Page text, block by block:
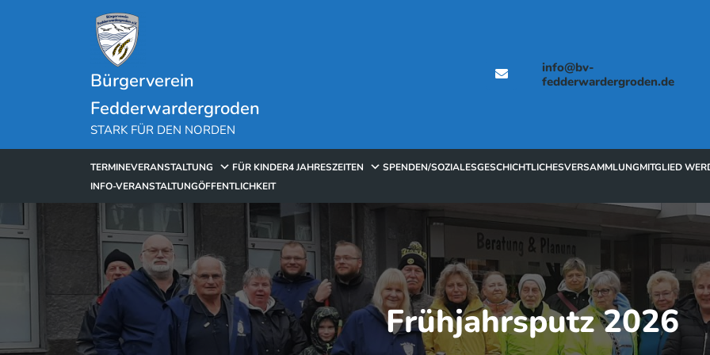
Bürgerverein
Fedderwardergroden
STARK FÜR DEN NORDEN
info@bv-
fedderwardergroden.de
TERMINEVERANSTALTUNG FÜR KINDER4 JAHRESZEITEN SPENDEN/SOZIALESGESCHICHTLICHESVERSAMMLUNGMITGLIED
INFO-VERANSTALTUNGÖFFENTLICHKEIT
Frühjahrsputz 2026